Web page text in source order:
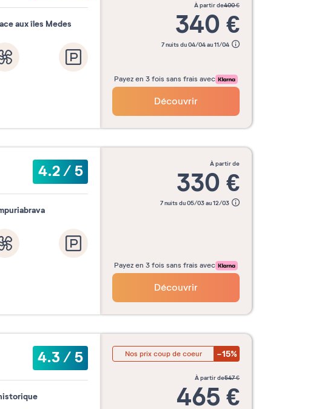
aux îles Medes
à partir de400€
340 €
7 nuits du 04/04 au 11/04
Payez en 3 fois sans frais avec
Découvrir
4.2/5 à partir de
330 €
7 nuits du 05/03 au 12/03
Payez en 3 fois sans frais avec
Découvrir
4.3/5 Nos prix coup de coeur -15%
à partir de547€
465 €